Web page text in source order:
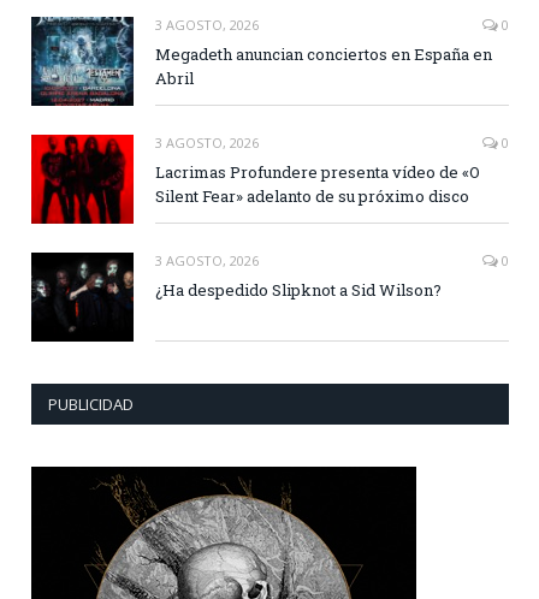
3 AGOSTO, 2026 0
Megadeth anuncian conciertos en España en
Abril
3 AGOSTO, 2026 0
Lacrimas Profundere presenta vídeo de «O
Silent Fear» adelanto de su próximo disco
3 AGOSTO, 2026 0
¿Ha despedido Slipknot a Sid Wilson?
PUBLICIDAD